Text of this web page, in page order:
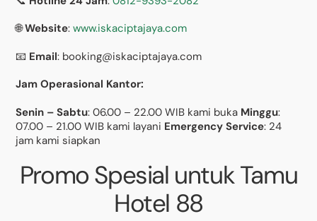
🌐Website:www.iskaciptajaya.com
📧 Email: booking@iskaciptajaya.com
Jam Operasional Kantor:
Senin – Sabtu: 06.00 – 22.00 WIB kami buka Minggu:
07.00 – 21.00 WIB kami layani Emergency Service: 24
jam kami siapkan
Promo Spesial untuk Tamu
Hotel 88